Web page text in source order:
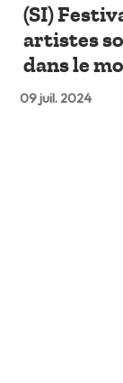
(SI)
artistes
dans le
09 juil. 2024